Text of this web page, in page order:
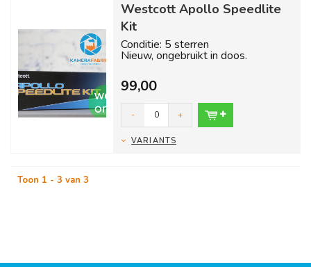
Westcott Apollo Speedlite
Kit
Conditie: 5 sterren
Nieuw, ongebruikt in doos.
Inclusief 1 jaar garantie en gratis
verzending bi...
99,00
- +
VARIANTS
Toon 1 - 3 van 3